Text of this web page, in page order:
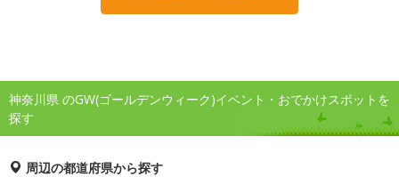
神奈川県 のGW(ゴールデンウィーク)イベント・おでかけスポットを
探す
周辺の都道府県から探す